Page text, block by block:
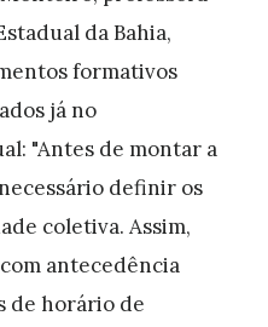
da Bahia,
formativos
já no
"Antes de montar a
definir os
coletiva. Assim,
antecedência
de horário de